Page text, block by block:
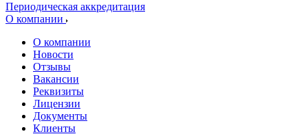
Периодическая аккредитация
О компании
О компании
Новости
Отзывы
Вакансии
Реквизиты
Лицензии
Документы
Клиенты